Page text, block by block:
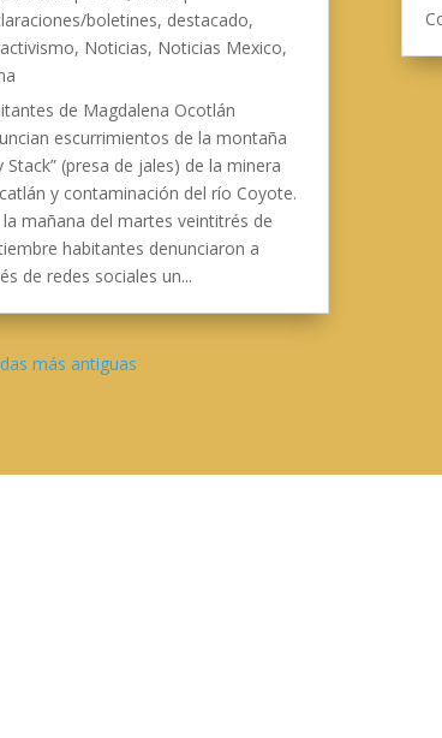
boletines, destacado,
, Noticias, Noticias Mexico,
de Magdalena Ocotlán
escurrimientos de la montaña
Stack” (presa de jales) de la minera
y contaminación del río Coyote.
la mañana del martes veintitrés de
habitantes denunciaron a
de redes sociales un...
más antiguas